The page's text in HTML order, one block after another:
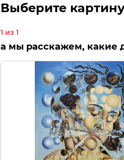
Выберите
1 из 1
а мы расскажем, какие